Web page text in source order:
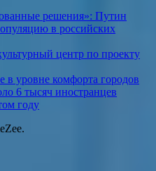
решения»: Путин
в российских
центр по проекту
в уровне комфорта городов
6 тысяч иностранцев
году